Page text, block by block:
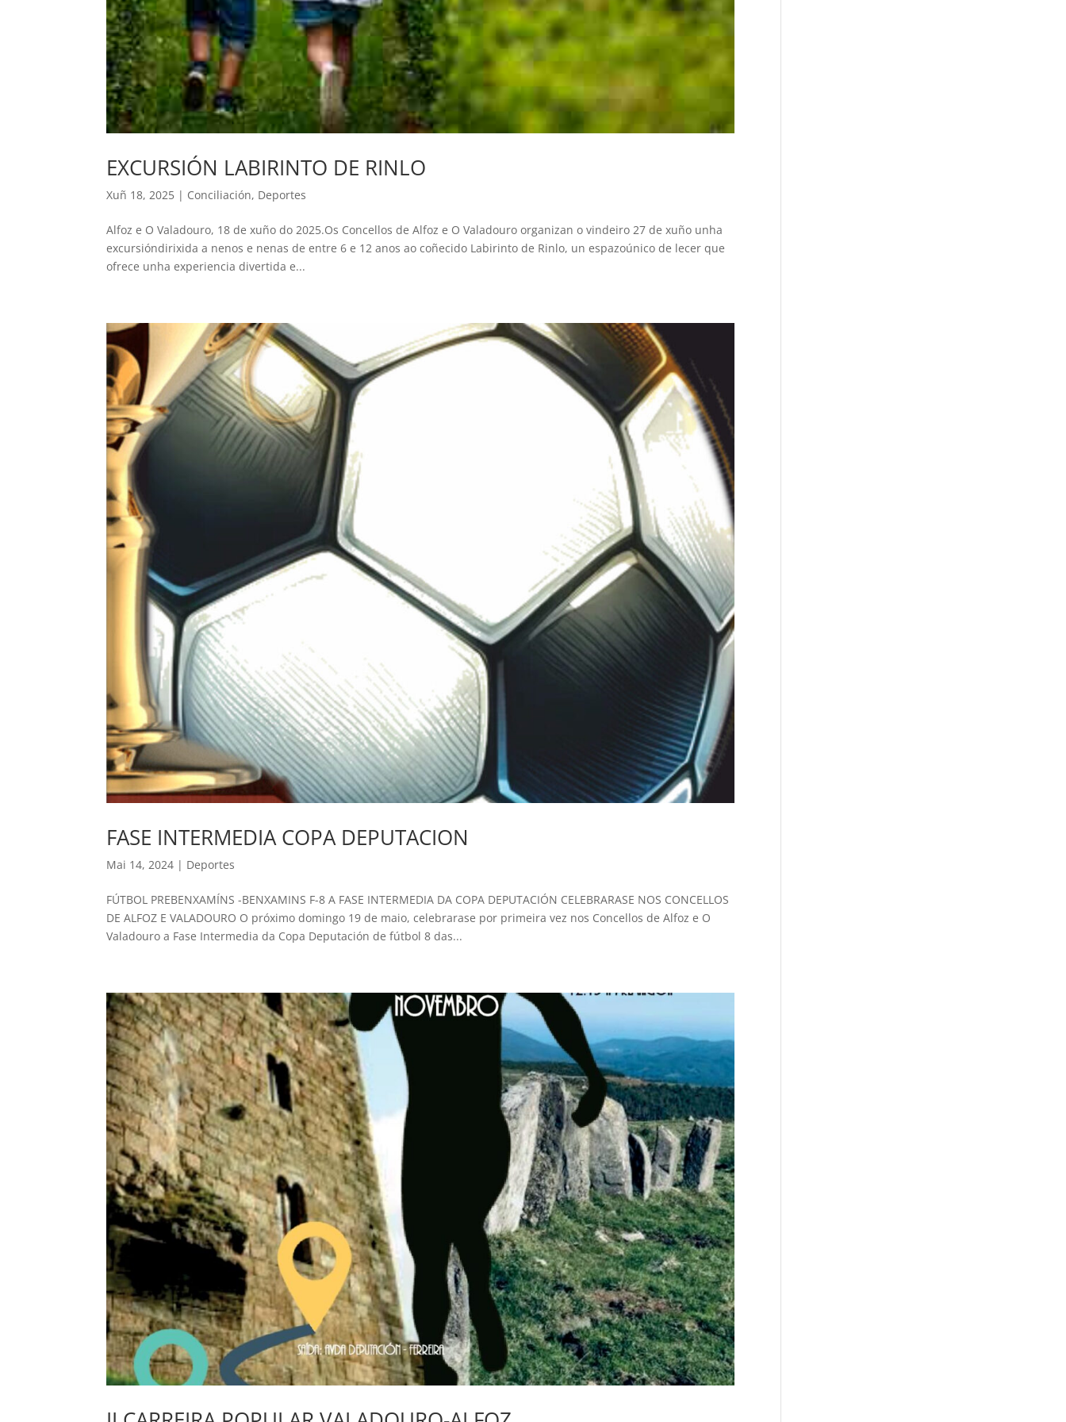
EXCURSIÓN LABIRINTO DE RINLO
Xuñ 18, 2025 | Conciliación, Deportes
Alfoz e O Valadouro, 18 de xuño do 2025.Os Concellos de Alfoz e O Valadouro organizan o vindeiro 27 de xuño unha
excursióndirixida a nenos e nenas de entre 6 e 12 anos ao coñecido Labirinto de Rinlo, un espazoúnico de lecer que
ofrece unha experiencia divertida e...
FASE INTERMEDIA COPA DEPUTACION
Mai 14, 2024 | Deportes
FÚTBOL PREBENXAMÍNS -BENXAMINS F-8 A FASE INTERMEDIA DA COPA DEPUTACIÓN CELEBRARASE NOS CONCELLOS
DE ALFOZ E VALADOURO O próximo domingo 19 de maio, celebrarase por primeira vez nos Concellos de Alfoz e O
Valadouro a Fase Intermedia da Copa Deputación de fútbol 8 das...